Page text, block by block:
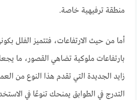
منطقة ترفيهية خاصة.
أما من حيث الارتفاعات، فتتميز الفلل
بارتفاعات ملوكية تضاهي القصور، ما
زايد الجديدة التي تقدم هذا النوع من
التدرج في الطوابق يمنحك تنوعًا في